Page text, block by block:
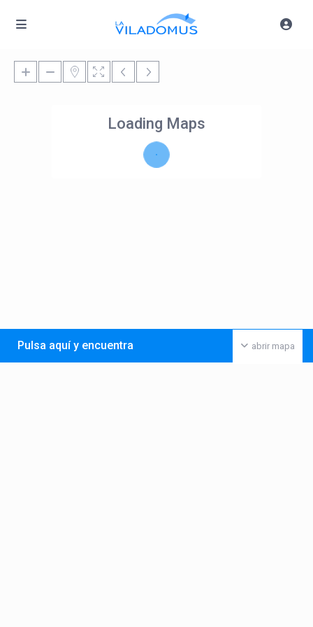
Loading Maps
abrir mapa
Pulsa aquí y encuentra